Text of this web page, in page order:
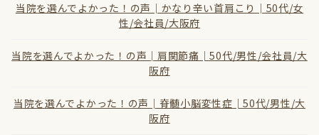
当院を選んでよかった！の声│かなり辛い首肩こり│50代/女
性/会社員/大阪府
当院を選んでよかった！の声│肩関節痛│50代/男性/会社員/大
阪府
当院を選んでよかった！の声│脊髄小脳変性症│50代/男性/大
阪府